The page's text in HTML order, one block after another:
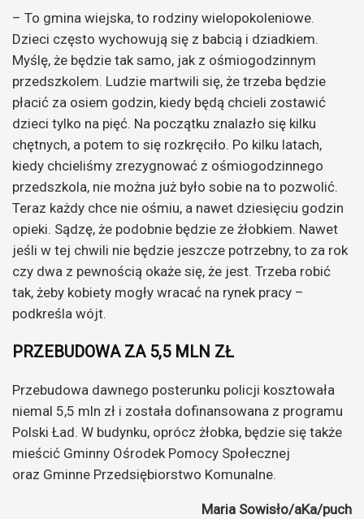
– To gmina wiejska, to rodziny wielopokoleniowe.
Dzieci często wychowują się z babcią i dziadkiem.
Myślę, że będzie tak samo, jak z ośmiogodzinnym
przedszkolem. Ludzie martwili się, że trzeba będzie
płacić za osiem godzin, kiedy będą chcieli zostawić
dzieci tylko na pięć. Na początku znalazło się kilku
chętnych, a potem to się rozkręciło. Po kilku latach,
kiedy chcieliśmy zrezygnować z ośmiogodzinnego
przedszkola, nie można już było sobie na to pozwolić.
Teraz każdy chce nie ośmiu, a nawet dziesięciu godzin
opieki. Sądzę, że podobnie będzie ze żłobkiem. Nawet
jeśli w tej chwili nie będzie jeszcze potrzebny, to za rok
czy dwa z pewnością okaże się, że jest. Trzeba robić
tak, żeby kobiety mogły wracać na rynek pracy –
podkreśla wójt.
PRZEBUDOWA ZA 5,5 MLN ZŁ
Przebudowa dawnego posterunku policji kosztowała
niemal 5,5 mln zł i została dofinansowana z programu
Polski Ład. W budynku, oprócz żłobka, będzie się także
mieścić Gminny Ośrodek Pomocy Społecznej
oraz Gminne Przedsiębiorstwo Komunalne.
Maria Sowisło/aKa/puch